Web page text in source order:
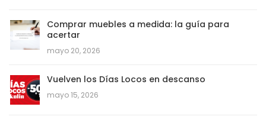
Comprar muebles a medida: la guía para
acertar
mayo 20, 2026
Vuelven los Días Locos en descanso
mayo 15, 2026